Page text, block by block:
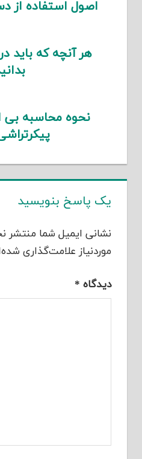
اصول استفاده از
هر آنچه که باید
یک پاسخ بنویسید
نشانی ایمیل شما منتشر
موردنیاز علامت‌گذاری
دیدگاه *